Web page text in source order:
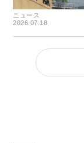
ニュース
2026.07.18